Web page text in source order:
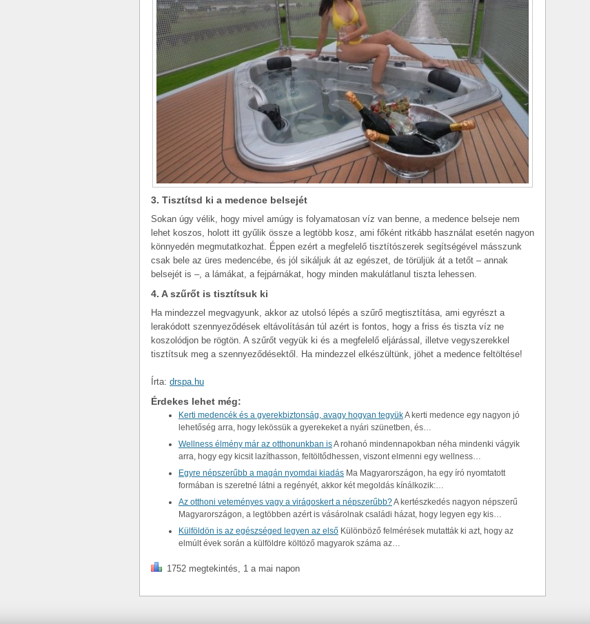
3. Tisztítsd ki a medence belsejét
Sokan úgy vélik, hogy mivel amúgy is folyamatosan víz van benne, a medence belseje nem
lehet koszos, holott itt gyűlik össze a legtöbb kosz, ami főként ritkább használat esetén nagyon
könnyedén megmutatkozhat. Éppen ezért a megfelelő tisztítószerek segítségével másszunk
csak bele az üres medencébe, és jól sikáljuk át az egészet, de törüljük át a tetőt – annak
belsejét is –, a lámákat, a fejpárnákat, hogy minden makulátlanul tiszta lehessen.
4. A szűrőt is tisztítsuk ki
Ha mindezzel megvagyunk, akkor az utolsó lépés a szűrő megtisztítása, ami egyrészt a
lerakódott szennyeződések eltávolításán túl azért is fontos, hogy a friss és tiszta víz ne
koszolódjon be rögtön. A szűrőt vegyük ki és a megfelelő eljárással, illetve vegyszerekkel
tisztítsuk meg a szennyeződésektől. Ha mindezzel elkészültünk, jöhet a medence feltöltése!
Írta: drspa.hu
Érdekes lehet még:
Kerti medencék és a gyerekbiztonság, avagy hogyan tegyükA kerti medence egy nagyon jó
lehetőség arra, hogy lekössük a gyerekeket a nyári szünetben, és…
Wellness élmény már az otthonunkban isA rohanó mindennapokban néha mindenki vágyik
arra, hogy egy kicsit lazíthasson, feltöltődhessen, viszont elmenni egy wellness…
Egyre népszerűbb a magán nyomdai kiadás Ma Magyarországon, ha egy író nyomtatott
formában is szeretné látni a regényét, akkor két megoldás kínálkozik:…
Az otthoni veteményes vagy a virágoskert a népszerűbb?A kertészkedés nagyon népszerű
Magyarországon, a legtöbben azért is vásárolnak családi házat, hogy legyen egy kis…
Külföldön is az egészséged legyen az első Különböző felmérések mutatták ki azt, hogy az
elmúlt évek során a külföldre költöző magyarok száma az…
1752 megtekintés, 1 a mai napon